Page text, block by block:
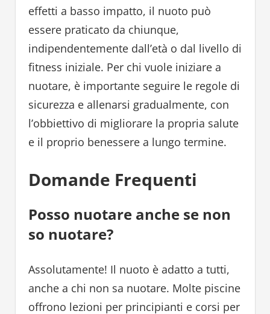
effetti a basso impatto, il nuoto può
essere praticato da chiunque,
indipendentemente dall’età o dal livello di
fitness iniziale. Per chi vuole iniziare a
nuotare, è importante seguire le regole di
sicurezza e allenarsi gradualmente, con
l’obbiettivo di migliorare la propria salute
e il proprio benessere a lungo termine.
Domande Frequenti
Posso nuotare anche se non
so nuotare?
Assolutamente! Il nuoto è adatto a tutti,
anche a chi non sa nuotare. Molte piscine
offrono lezioni per principianti e corsi per